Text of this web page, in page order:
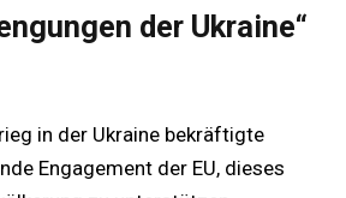
der Ukraine“
in der Ukraine bekräftigte
Engagement der EU, dieses